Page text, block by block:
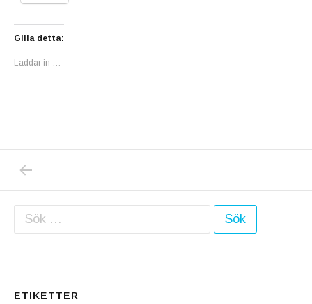
Gilla detta:
Laddar in …
Inläggsnavigering
Sök efter:
ETIKETTER